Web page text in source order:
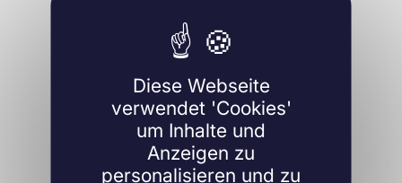
Diese Webseite
verwendet 'Cookies'
um Inhalte und
Anzeigen zu
personalisieren und zu